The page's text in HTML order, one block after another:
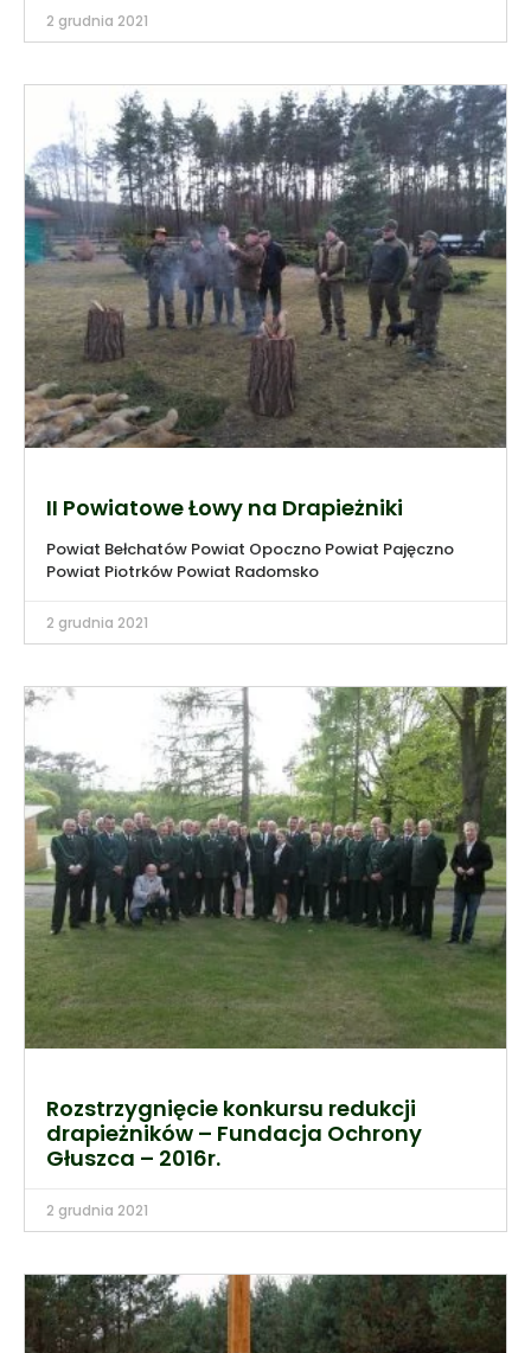
2 grudnia 2021
II Powiatowe Łowy na Drapieżniki
Powiat Bełchatów Powiat Opoczno Powiat Pajęczno
Powiat Piotrków Powiat Radomsko
2 grudnia 2021
Rozstrzygnięcie konkursu redukcji
drapieżników – Fundacja Ochrony
Głuszca – 2016r.
2 grudnia 2021